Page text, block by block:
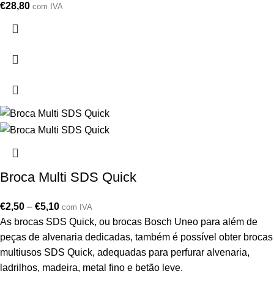
€28,80 com IVA
Broca Multi SDS Quick
€2,50 – €5,10 com IVA
As brocas SDS Quick, ou brocas Bosch Uneo para além de
peças de alvenaria dedicadas, também é possível obter brocas
multiusos SDS Quick, adequadas para perfurar alvenaria,
ladrilhos, madeira, metal fino e betão leve.